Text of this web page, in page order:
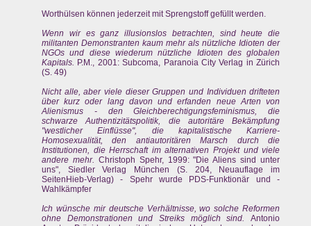
Worthülsen können jederzeit mit Sprengstoff gefüllt werden.
Wenn wir es ganz illusionslos betrachten, sind heute die
militanten Demonstranten kaum mehr als nützliche Idioten der
NGOs und diese wiederum nützliche Idioten des globalen
Kapitals. P.M., 2001: Subcoma, Paranoia City Verlag in Zürich
(S. 49)
Nicht alle, aber viele dieser Gruppen und Individuen drifteten
über kurz oder lang davon und erfanden neue Arten von
Alienismus - den Gleichberechtigungsfeminismus, die
schwarze Authentizitätspolitik, die autoritäre Bekämpfung
"westlicher Einflüsse", die kapitalistische Karriere-
Homosexualität, den antiautoritären Marsch durch die
Institutionen, die Herrschaft im alternativen Projekt und viele
andere mehr. Christoph Spehr, 1999: "Die Aliens sind unter
uns", Siedler Verlag München (S. 204, Neuauflage im
SeitenHieb-Verlag) - Spehr wurde PDS-Funktionär und -
Wahlkämpfer
Ich wünsche mir deutsche Verhältnisse, wo solche Reformen
ohne Demonstrationen und Streiks möglich sind.Antonio